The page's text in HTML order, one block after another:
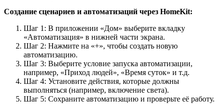
Создание сценариев и автоматизаций через HomeKit:
Шаг 1: В приложении «Дом» выберите вкладку
«Автоматизация» в нижней части экрана.
Шаг 2: Нажмите на «+», чтобы создать новую
автоматизацию.
Шаг 3: Выберите условие запуска автоматизации,
например, «Приход людей», «Время суток» и т.д.
Шаг 4: Установите действия, которые должны
выполняться (например, включение света).
Шаг 5: Сохраните автоматизацию и проверьте её работу.